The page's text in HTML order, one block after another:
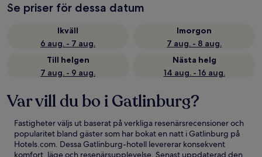
Se priser för dessa datum
Ikväll
6 aug. - 7 aug.
Imorgon
7 aug. - 8 aug.
Till helgen
7 aug. - 9 aug.
Nästa helg
14 aug. - 16 aug.
Var vill du bo i Gatlinburg?
Fastigheter väljs ut baserat på verkliga resenärsrecensioner och
popularitet bland gäster som har bokat en natt i Gatlinburg på
Hotels.com. Dessa Gatlinburg-hotell levererar konsekvent
komfort, läge och resenärsupplevelse. Senast uppdaterad den